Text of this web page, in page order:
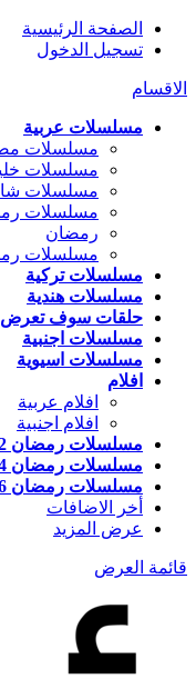
الصفحة الرئيسية
تسجيل الدخول
الاقسام
مسلسلات عربية
مسلسلات
مسلسلات
مسلسلات
مسلسلات
رمضان
مسلسلات
مسلسلات تركية
مسلسلات هندية
حلقات سوف تعرض
مسلسلات اجنبية
مسلسلات اسيوية
افلام
افلام عربية
افلام اجنبية
مسلسلات رمضان 2022
مسلسلات رمضان 2024
مسلسلات رمضان 2026
أخر الاضافات
عرض المزيد
قائمة العرض